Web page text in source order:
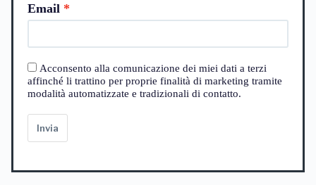
Email
Acconsento alla comunicazione dei miei dati a terzi
affinché li trattino per proprie finalità di marketing tramite
modalità automatizzate e tradizionali di contatto.
Invia